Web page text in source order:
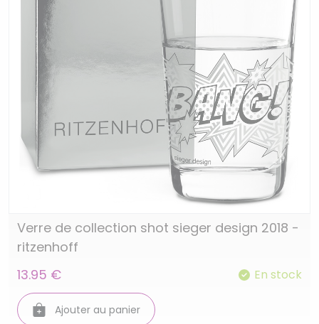
Verre de collection shot sieger design 2018 -
ritzenhoff
13.95 €
En stock
Ajouter au panier